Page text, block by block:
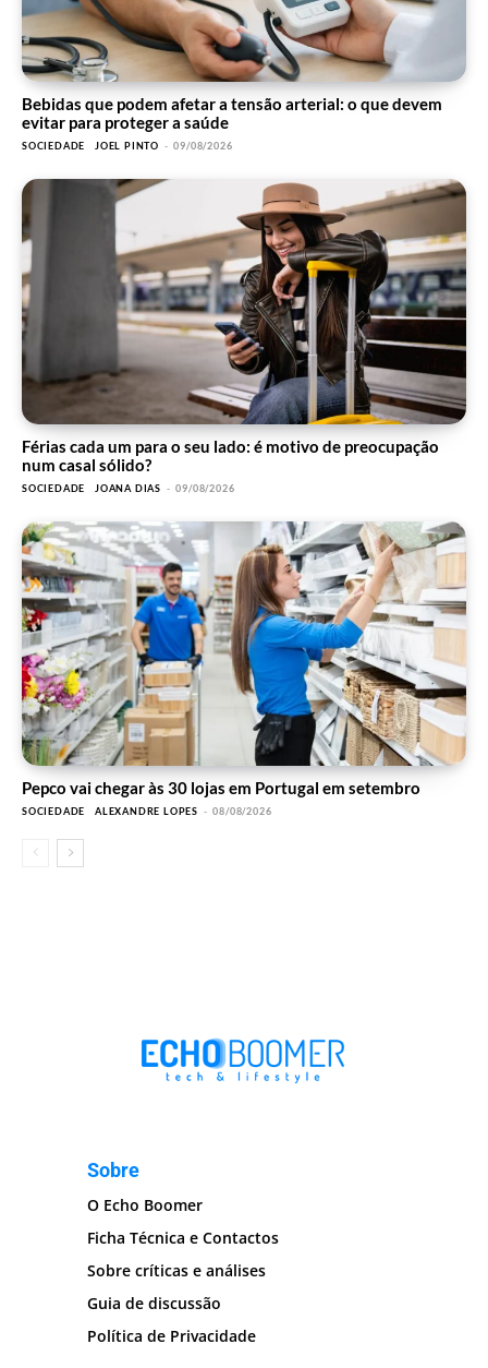
Bebidas que podem afetar a tensão arterial: o que devem
evitar para proteger a saúde
SOCIEDADE JOEL PINTO - 09/08/2026
Férias cada um para o seu lado: é motivo de preocupação
num casal sólido?
SOCIEDADE JOANA DIAS - 09/08/2026
Pepco vai chegar às 30 lojas em Portugal em setembro
SOCIEDADE ALEXANDRE LOPES - 08/08/2026
Sobre
O Echo Boomer
Ficha Técnica e Contactos
Sobre críticas e análises
Guia de discussão
Política de Privacidade